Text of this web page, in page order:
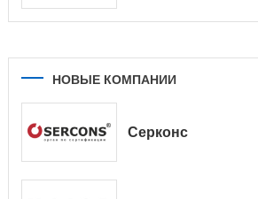
НОВЫЕ КОМПАНИИ
Серконс